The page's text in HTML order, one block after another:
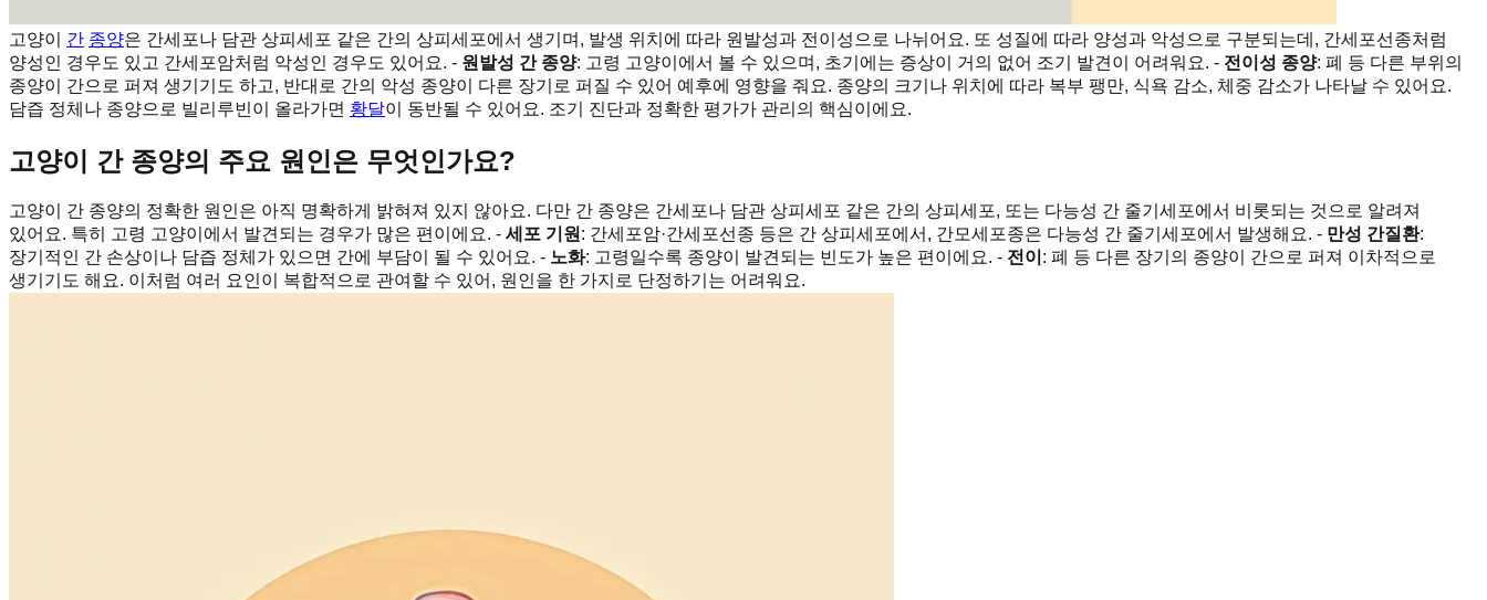
고양이 간 종양은 간세포나 담관 상피세포 같은 간의 상피세포에서 생기며, 발생 위치에 따라 원발성과 전이성으로 나뉘어요. 또 성질에 따라 양성과 악성으로 구분되는데, 간세포선종처럼
양성인 경우도 있고 간세포암처럼 악성인 경우도 있어요. - 원발성 간 종양: 고령 고양이에서 볼 수 있으며, 초기에는 증상이 거의 없어 조기 발견이 어려워요. - 전이성 종양: 폐 등 다른 부위의
종양이 간으로 퍼져 생기기도 하고, 반대로 간의 악성 종양이 다른 장기로 퍼질 수 있어 예후에 영향을 줘요. 종양의 크기나 위치에 따라 복부 팽만, 식욕 감소, 체중 감소가 나타날 수 있어요.
담즙 정체나 종양으로 빌리루빈이 올라가면 황달이 동반될 수 있어요. 조기 진단과 정확한 평가가 관리의 핵심이에요.
고양이 간 종양의 주요 원인은 무엇인가요?
고양이 간 종양의 정확한 원인은 아직 명확하게 밝혀져 있지 않아요. 다만 간 종양은 간세포나 담관 상피세포 같은 간의 상피세포, 또는 다능성 간 줄기세포에서 비롯되는 것으로 알려져
있어요. 특히 고령 고양이에서 발견되는 경우가 많은 편이에요. - 세포 기원: 간세포암·간세포선종 등은 간 상피세포에서, 간모세포종은 다능성 간 줄기세포에서 발생해요. - 만성 간질환:
장기적인 간 손상이나 담즙 정체가 있으면 간에 부담이 될 수 있어요. - 노화: 고령일수록 종양이 발견되는 빈도가 높은 편이에요. - 전이 : 폐 등 다른 장기의 종양이 간으로 퍼져 이차적으로
생기기도 해요. 이처럼 여러 요인이 복합적으로 관여할 수 있어, 원인을 한 가지로 단정하기는 어려워요.